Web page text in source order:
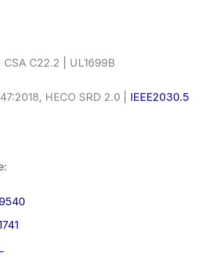
| CSA C22.2 | UL1699B
HECO SRD 2.0 | IEEE2030.5